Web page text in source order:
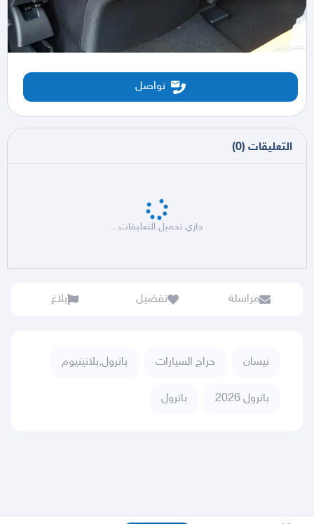
تواصل
التعليقات (
0
)
جاري تحميل التعليقات...
مراسلة تفضيل بلاغ
نيسان حراج السيارات باترول,بلاتينيوم
باترول 2026 باترول